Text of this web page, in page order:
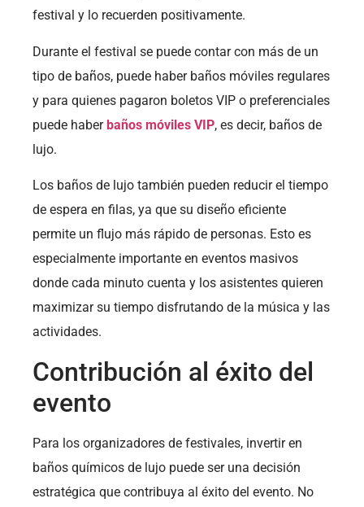
festival y lo recuerden positivamente.
Durante el festival se puede contar con más de un
tipo de baños, puede haber baños móviles regulares
y para quienes pagaron boletos VIP o preferenciales
puede haberbaños móviles VIP, es decir, baños de
lujo.
Los baños de lujo también pueden reducir el tiempo
de espera en filas, ya que su diseño eficiente
permite un flujo más rápido de personas. Esto es
especialmente importante en eventos masivos
donde cada minuto cuenta y los asistentes quieren
maximizar su tiempo disfrutando de la música y las
actividades.
Contribución al éxito del
evento
Para los organizadores de festivales, invertir en
baños químicos de lujo puede ser una decisión
estratégica que contribuya al éxito del evento. No